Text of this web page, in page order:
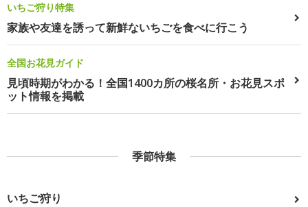
いちご狩り特集
家族や友達を誘って新鮮ないちごを食べに行こう
全国お花見ガイド
見頃時期がわかる！全国1400カ所の桜名所・お花見スポ
ット情報を掲載
季節特集
いちご狩り